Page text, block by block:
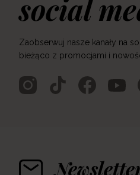
social
Zaobserwuj nasze kanały na
bieżąco z promocjami i